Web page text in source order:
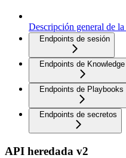
Descripción general de
Endpoints de sesión
Endpoints de Knowledge
Endpoints de Playbooks
Endpoints de secretos
API heredada v2